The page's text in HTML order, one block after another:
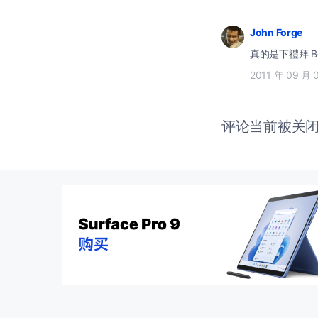
John Forge
真的是下禮拜
2011 年 09 月
评论当前被关闭